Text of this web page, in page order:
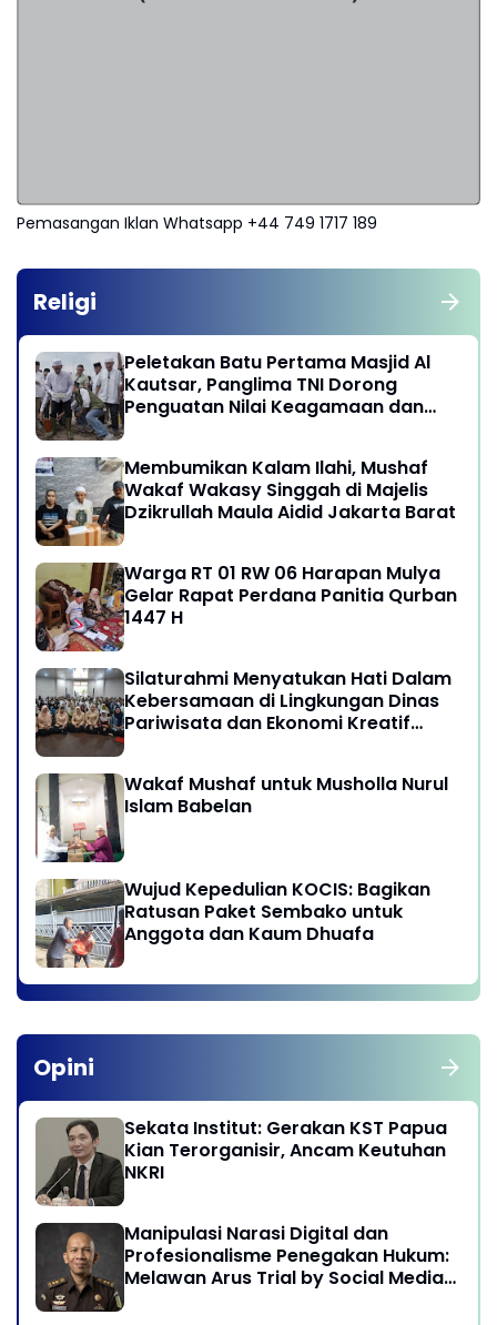
Pemasangan Iklan Whatsapp +44 749 1717 189
Religi
Peletakan Batu Pertama Masjid Al
Kautsar, Panglima TNI Dorong
Penguatan Nilai Keagamaan dan
Membumikan Kalam Ilahi, Mushaf
Wakaf Wakasy Singgah di Majelis
Dzikrullah Maula Aidid Jakarta Barat
Warga RT 01 RW 06 Harapan Mulya
Gelar Rapat Perdana Panitia Qurban
1447 H
Silaturahmi Menyatukan Hati Dalam
Kebersamaan di Lingkungan Dinas
Pariwisata dan Ekonomi Kreatif
Wakaf Mushaf untuk Musholla Nurul
Islam Babelan
Wujud Kepedulian KOCIS: Bagikan
Ratusan Paket Sembako untuk
Anggota dan Kaum Dhuafa
Opini
Sekata Institut: Gerakan KST Papua
Kian Terorganisir, Ancam Keutuhan
NKRI
Manipulasi Narasi Digital dan
Profesionalisme Penegakan Hukum:
Melawan Arus Trial by Social Media